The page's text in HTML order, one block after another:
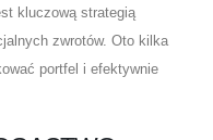
kluczową strategią
zwrotów. Oto kilka
portfel i efektywnie